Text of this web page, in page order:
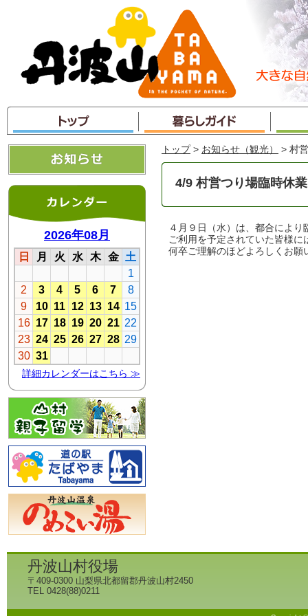
ャ
ン
プ
トップ > お知らせ（観光） > 村
4/9 村営つり場臨時休
４月９日（水）は、都合によ
ご利用を予定されていた皆様
何卒ご理解のほどよろしくお願
丹波山村役場
〒409-0300 山梨県北都留郡丹波山村2450
TEL 0428(88)0211